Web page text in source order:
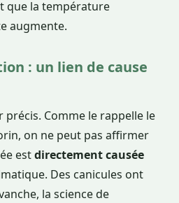
que la température
augmente.
: un lien de cause
Comme le rappelle le
on ne peut pas affirmer
estdirectement causée
Des canicules ont
la science de